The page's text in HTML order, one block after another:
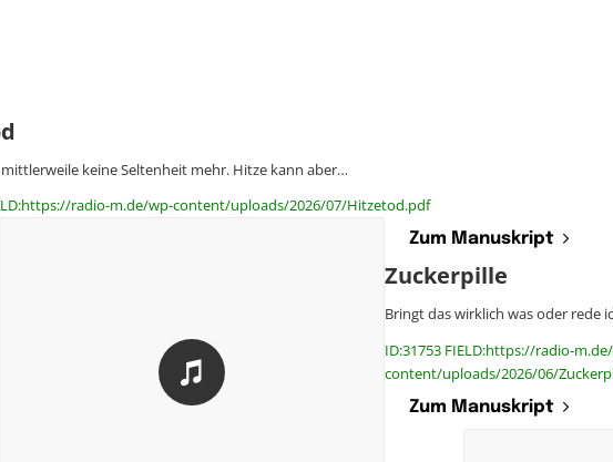
keine Seltenheit mehr. Hitze kann aber…
radio-m.de/wp-content/uploads/2026/07/Hitzetod.pdf
Zum Manuskript
Zuckerpille
Bringt das wirklich was oder rede
ID:31753 FIELD:https://radio-
content/uploads/2026/06/
Zum Manuskript